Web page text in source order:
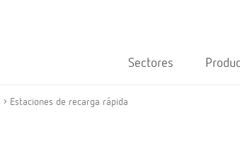
Sectores
Estaciones de recarga rápida